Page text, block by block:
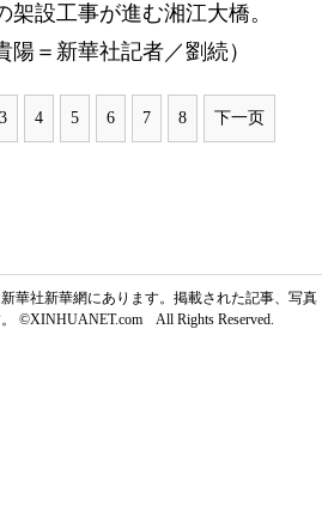
架設工事が進む湘江大橋。
陽＝新華社記者／劉続）
3 4 5 6 7 8 下一页
華社新華網にあります。掲載された記事、写真
©XINHUANET.com All Rights Reserved.